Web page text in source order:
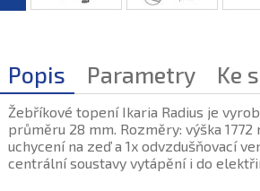
Popis Parametry Ke
Žebříkové topení Ikaria Radius je
průměru 28 mm. Rozměry: výška
uchycení na zeď a 1x odvzdušňovací
centrální soustavy vytápění i do